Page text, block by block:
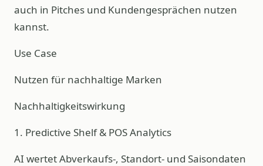
auch in Pitches und Kundengesprächen nutzen
kannst.
Use Case
Nutzen für nachhaltige Marken
Nachhaltigkeitswirkung
1. Predictive Shelf & POS Analytics
AI wertet Abverkaufs-, Standort- und Saisondaten